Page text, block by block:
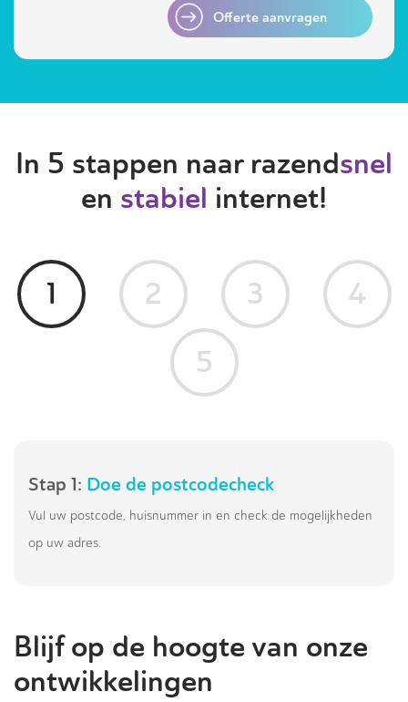
Offerte aanvragen
In 5 stappen naar razendsnel
en stabiel internet!
1 2 3
4
5
Stap 1: Doe de postcodecheck
Vul uw postcode, huisnummer in en check de mogelijkheden
op uw adres.
Blijf op de hoogte van onze
ontwikkelingen